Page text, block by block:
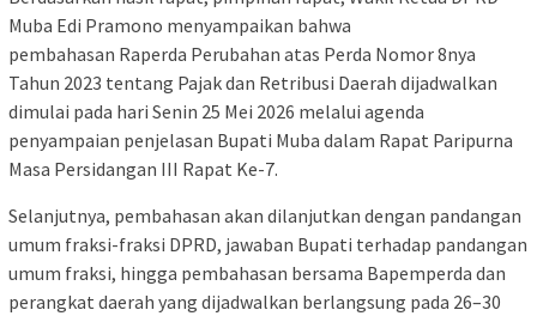
Muba Edi Pramono menyampaikan bahwa
pembahasan Raperda Perubahan atas Perda Nomor 8nya
Tahun 2023 tentang Pajak dan Retribusi Daerah dijadwalkan
dimulai pada hari Senin 25 Mei 2026 melalui agenda
penyampaian penjelasan Bupati Muba dalam Rapat Paripurna
Masa Persidangan III Rapat Ke-7.
Selanjutnya, pembahasan akan dilanjutkan dengan pandangan
umum fraksi-fraksi DPRD, jawaban Bupati terhadap pandangan
umum fraksi, hingga pembahasan bersama Bapemperda dan
perangkat daerah yang dijadwalkan berlangsung pada 26–30